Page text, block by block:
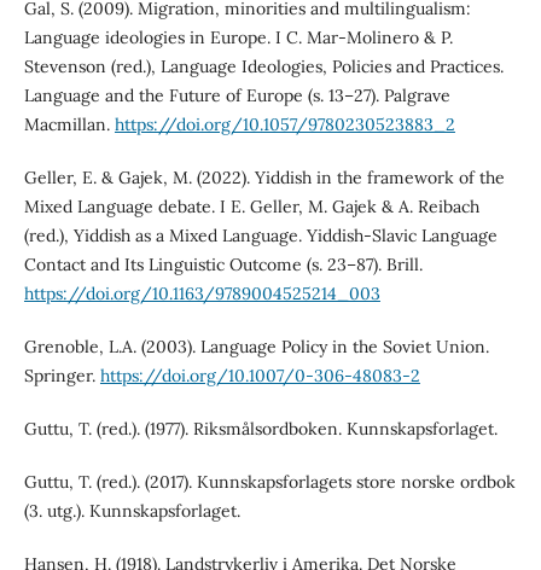
Gal, S. (2009). Migration, minorities and multilingualism:
Language ideologies in Europe. I C. Mar-Molinero & P.
Stevenson (red.), Language Ideologies, Policies and Practices.
Language and the Future of Europe (s. 13–27). Palgrave
Macmillan. https://doi.org/10.1057/9780230523883_2
Geller, E. & Gajek, M. (2022). Yiddish in the framework of the
Mixed Language debate. I E. Geller, M. Gajek & A. Reibach
(red.), Yiddish as a Mixed Language. Yiddish-Slavic Language
Contact and Its Linguistic Outcome (s. 23–87). Brill.
https://doi.org/10.1163/9789004525214_003
Grenoble, L.A. (2003). Language Policy in the Soviet Union.
Springer. https://doi.org/10.1007/0-306-48083-2
Guttu, T. (red.). (1977). Riksmålsordboken. Kunnskapsforlaget.
Guttu, T. (red.). (2017). Kunnskapsforlagets store norske ordbok
(3. utg.). Kunnskapsforlaget.
Hansen, H. (1918). Landstrykerliv i Amerika. Det Norske